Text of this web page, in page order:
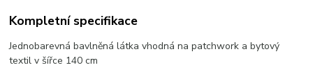
Kompletní specifikace
Jednobarevná bavlněná látka vhodná na patchwork a bytový
textil v šířce 140 cm